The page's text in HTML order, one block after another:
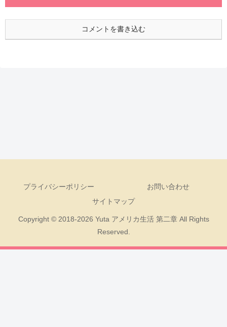
コメントを書き込む
プライバシーポリシー
お問い合わせ
サイトマップ
Copyright © 2018-2026 Yuta アメリカ生活 第二章 All Rights
Reserved.